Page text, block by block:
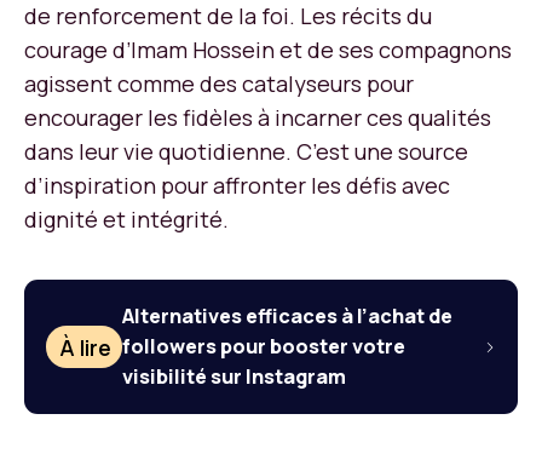
de renforcement de la foi. Les récits du
courage d’Imam Hossein et de ses compagnons
agissent comme des catalyseurs pour
encourager les fidèles à incarner ces qualités
dans leur vie quotidienne. C’est une source
d’inspiration pour affronter les défis avec
dignité et intégrité.
À lire
Alternatives efficaces à l’achat de
followers pour booster votre
visibilité sur Instagram